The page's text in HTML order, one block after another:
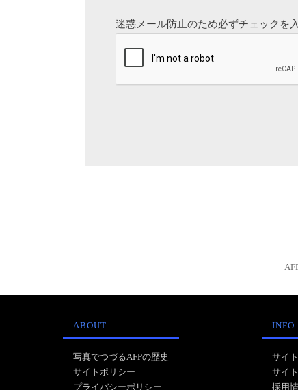
迷惑メール防止のため必ずチェックを
ABOUT
写真でつづるAFPの歴史
サイトポリシー
プライバシーポリシー
INFO
サイ
サイ
採用